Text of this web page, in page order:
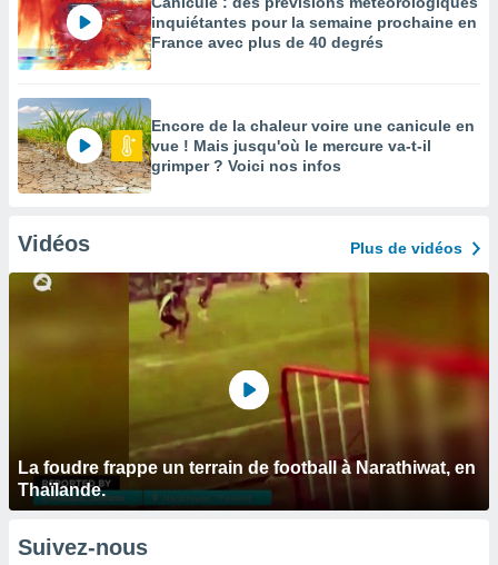
inquiétantes pour la semaine prochaine en
France avec plus de 40 degrés
Encore de la chaleur voire une canicule en
vue ! Mais jusqu'où le mercure va-t-il
grimper ? Voici nos infos
Vidéos Plus de vidéos
La foudre frappe un terrain de football à Narathiwat, en
Thaïlande.
Suivez-nous